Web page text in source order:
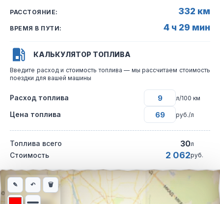
РАССТОЯНИЕ: 332 км
ВРЕМЯ В ПУТИ: 4 ч 29 мин
КАЛЬКУЛЯТОР ТОПЛИВА
Введите расход и стоимость топлива — мы рассчитаем стоимость
поездки для вашей машины
Расход топлива л/100 км
Цена топлива руб./л
Топлива всего 30л
Стоимость 2 062руб.
Интерактивная карта автомобильного маршрута из города
✎ ↶ 🗑